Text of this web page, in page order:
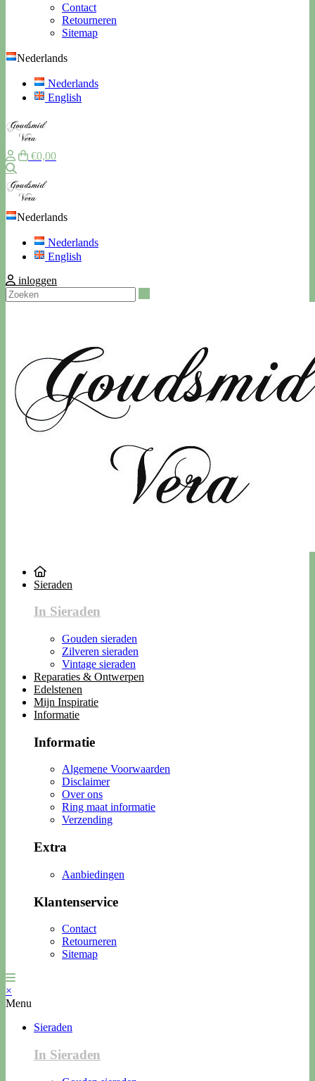
Contact
Retourneren
Sitemap
Nederlands
Nederlands
English
€0,00
Nederlands
Nederlands
English
inloggen
Sieraden
In Sieraden
Gouden sieraden
Zilveren sieraden
Vintage sieraden
Reparaties & Ontwerpen
Edelstenen
Mijn Inspiratie
Informatie
Informatie
Algemene Voorwaarden
Disclaimer
Over ons
Ring maat informatie
Verzending
Extra
Aanbiedingen
Klantenservice
Contact
Retourneren
Sitemap
×
Menu
Sieraden
In Sieraden